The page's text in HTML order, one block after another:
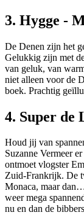
3. Hygge -
De Denen zijn het
Gelukkig zijn met
van geluk, van
niet alleen voor de
boek. Prachtig
4. Super de
Houd jij van
Suzanne Vermeer
ontmoet vlogster
Zuid-Frankrijk. De
Monaca, maar
weer mega
nu en dan de